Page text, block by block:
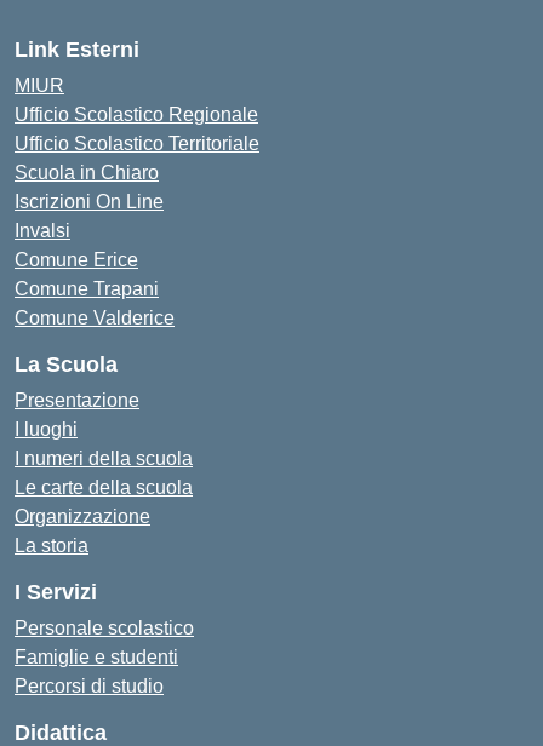
Link Esterni
MIUR
Ufficio Scolastico Regionale
Ufficio Scolastico Territoriale
Scuola in Chiaro
Iscrizioni On Line
Invalsi
Comune Erice
Comune Trapani
Comune Valderice
La Scuola
Presentazione
I luoghi
I numeri della scuola
Le carte della scuola
Organizzazione
La storia
I Servizi
Personale scolastico
Famiglie e studenti
Percorsi di studio
Didattica